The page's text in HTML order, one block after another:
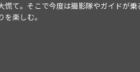
て。そこで今度は撮影隊やガイドが乗
楽しむ。